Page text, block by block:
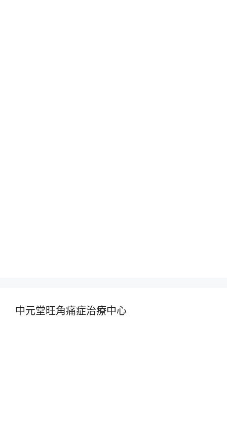
中元堂旺角痛症治療中心